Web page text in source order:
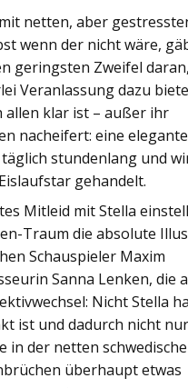
netten, aber
wenn der nicht wäre,
geringsten Zweifel daran,
Veranlassung dazu
allen klar ist – außer ihr
nacheifert: eine elegante
stundenlang und
gehandelt.
Mitleid mit Stella
Traum die absolute
Schauspieler Maxim
Sanna Lenken, die
Nicht Stella
ist und dadurch nicht nur
in der netten
überhaupt etwas